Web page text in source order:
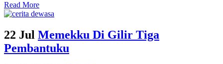
Read More
22 Jul Memekku Di Gilir Tiga
Pembantuku